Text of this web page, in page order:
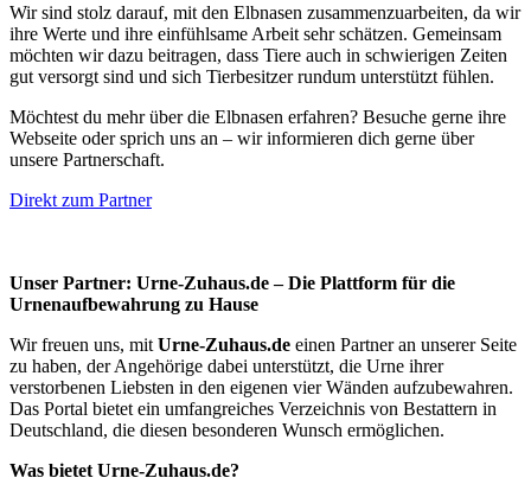
Wir sind stolz darauf, mit den Elbnasen zusammenzuarbeiten, da wir
ihre Werte und ihre einfühlsame Arbeit sehr schätzen. Gemeinsam
möchten wir dazu beitragen, dass Tiere auch in schwierigen Zeiten
gut versorgt sind und sich Tierbesitzer rundum unterstützt fühlen.
Möchtest du mehr über die Elbnasen erfahren? Besuche gerne ihre
Webseite oder sprich uns an – wir informieren dich gerne über
unsere Partnerschaft.
Direkt zum Partner
Unser Partner: Urne-Zuhaus.de – Die Plattform für die
Urnenaufbewahrung zu Hause
Wir freuen uns, mit Urne-Zuhaus.de einen Partner an unserer Seite
zu haben, der Angehörige dabei unterstützt, die Urne ihrer
verstorbenen Liebsten in den eigenen vier Wänden aufzubewahren.
Das Portal bietet ein umfangreiches Verzeichnis von Bestattern in
Deutschland, die diesen besonderen Wunsch ermöglichen.
Was bietet Urne-Zuhaus.de?